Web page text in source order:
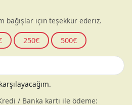
bağışlar için teşekkür ederiz.
250€ 500€
/ Banka kartı ile ödeme: